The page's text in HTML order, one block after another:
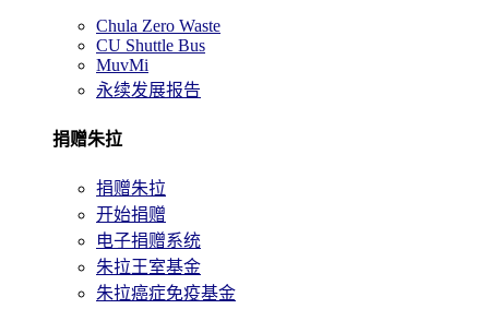
Chula Zero Waste
CU Shuttle Bus
MuvMi
永续发展报告
捐赠朱拉
捐赠朱拉
开始捐赠
电子捐赠系统
朱拉王室基金
朱拉癌症免疫基金